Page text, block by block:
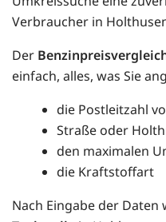
Verbraucher in
Der
einfach, alles, was Sie
die Postleitzahl
Straße oder
den maximalen
die Kraftstoffart
Nach Eingabe der